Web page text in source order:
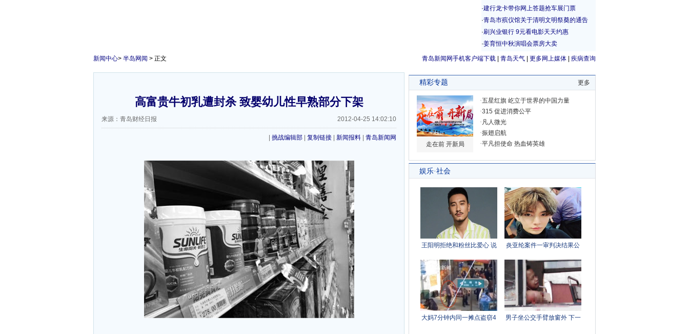
青岛新闻网手机客户端下载 青岛天气 更多网上媒体 疾病查询
新闻中心> 半岛网闻 > 正文
高富贵牛初乳遭封杀 致婴幼儿性早熟部分下架
来源：青岛财经日报 2012-04-25 14:02:10
挑战编辑部 复制链接 新闻报料 青岛新闻网